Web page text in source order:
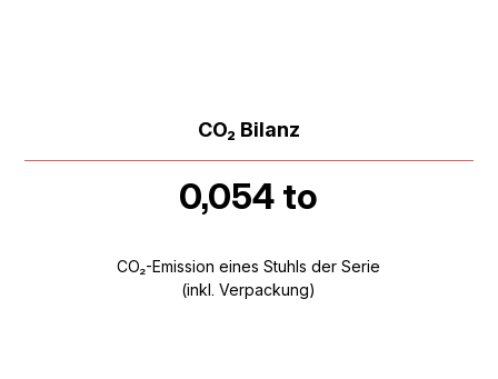
CO₂ Bilanz
0,054 to
CO₂-Emission eines Stuhls der Serie
(inkl. Verpackung)